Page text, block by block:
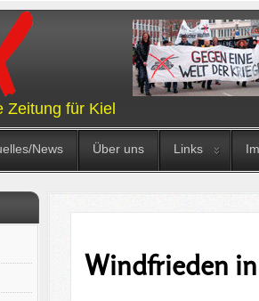
Zeitung für Kiel
News Über uns Links
Windfrieden